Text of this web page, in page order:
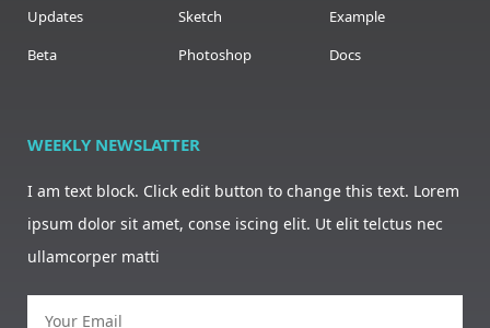
Updates
Beta
Sketch
Photoshop
Example
Docs
WEEKLY NEWSLATTER
I am text block. Click edit button to change this text. Lorem
ipsum dolor sit amet, conse iscing elit. Ut elit telctus nec
ullamcorper matti